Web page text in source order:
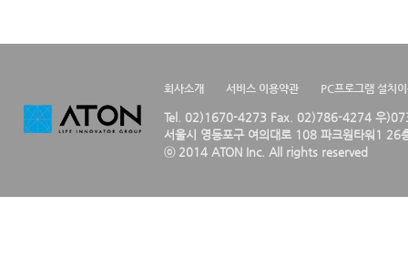
회사소개 서비스 이용약관 PC프로그램 설치
Tel. 02)1670-4273 Fax. 02)786-4274 우
서울시 영등포구 여의대로 108 파크원타워1 26
ⓒ 2014 ATON Inc. All rights reserved